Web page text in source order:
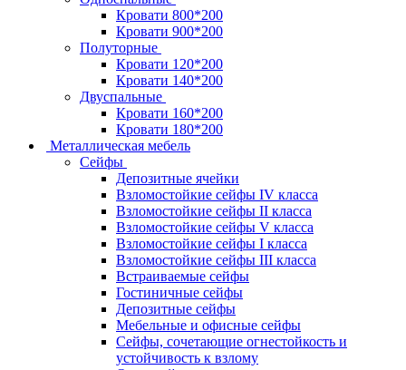
Кровати 800*200
Кровати 900*200
Полуторные
Кровати 120*200
Кровати 140*200
Двуспальные
Кровати 160*200
Кровати 180*200
Металлическая мебель
Сейфы
Депозитные ячейки
Взломостойкие сейфы IV класса
Взломостойкие сейфы II класса
Взломостойкие сейфы V класса
Взломостойкие сейфы I класса
Взломостойкие сейфы III класса
Встраиваемые сейфы
Гостиничные сейфы
Депозитные сейфы
Мебельные и офисные сейфы
Сейфы, сочетающие огнестойкость и
устойчивость к взлому